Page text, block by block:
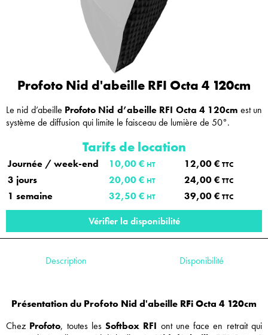
Profoto Nid d'abeille RFI Octa 4 120cm
Le nid d’abeille Profoto Nid d’abeille RFI Octa 4 120cm est un
système de diffusion qui limite le faisceau de lumière de 50°.
Tarifs de location
Journée / week-end 10,00 € HT 12,00 € TTC
3 jours 20,00 € HT 24,00 € TTC
1 semaine 32,50 € HT 39,00 € TTC
Vérifier la disponibilité
Description Disponibilité
Présentation du Profoto Nid d'abeille RFi Octa 4 120cm
Chez Profoto, toutes lesSoftbox RFI ont une face en retrait qui